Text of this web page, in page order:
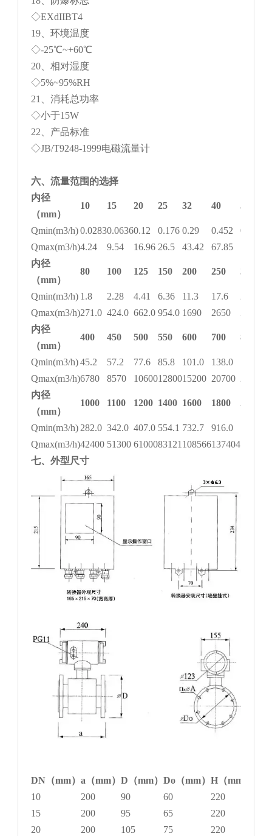
◇EXdIIBT4
19、环境温度
◇-25℃~+60℃
20、相对湿度
◇5%~95%RH
21、消耗总功率
◇小于15W
22、产品标准
◇JB/T9248-1999电磁流量计
六、流量范围的选择
内径
（mm）
10 15 20 25 32 40 50
Qmin(m3/h)0.02830.06360.12 0.176 0.29 0.452 0.7
Qmax(m3/h)4.24 9.54 16.96 26.5 43.42 67.85
内径
（mm）
80 100 125 150 200 250 300
Qmin(m3/h) 1.8 2.28 4.41 6.36 11.3 17.6 25.4
Qmax(m3/h)271.0 424.0 662.0 954.0 1690 2650 3810
内径
（mm）
400 450 500 550 600 700 800
Qmin(m3/h)45.2 57.2 77.6 85.8 101.0 138.0
Qmax(m3/h)6780 8570 106001280015200 20700 27100
内径
（mm）
1000 1100 1200 1400 1600 1800 2000
Qmin(m3/h)282.0 342.0 407.0 554.1 732.7 916.0
Qmax(m3/h)42400 51300 6100083121108566137404169635
七、外型尺寸
DN（mm） a（mm） D （mm） Do（mm） H（mm）
10
200 90 60 220
15
200 95 65 220
20
200 105 75 220